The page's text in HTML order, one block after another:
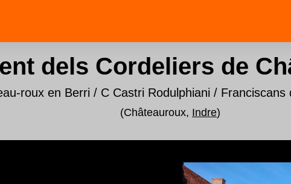
dels Cordeliers de
roux en Berri / C Castri Rodulphiani / Franciscans
(Châteauroux, Indre)